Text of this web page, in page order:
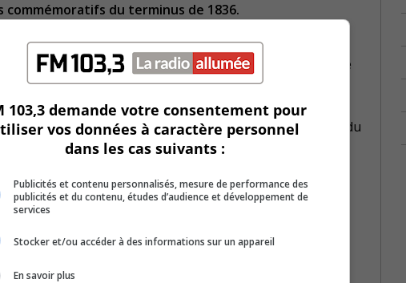
commémoratifs du terminus de 1836.
premier chemin de fer au Canada.
le patrimoine et ainsi renforcer l’identité collective de
panneaux d’interprétation, une réplique de voie ferrée, du
intégrés aux sentiers asphaltés.
ont collaboré au projet.
103,3 demande votre consentement pour
vos données à caractère personnel
dans les cas suivants :
Publicités et contenu personnalisés, mesure de performance des
publicités et du contenu, études d’audience et développement de
services
Stocker et/ou accéder à des informations sur un appareil
En savoir plus